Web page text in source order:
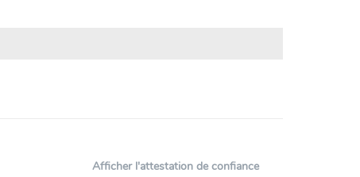
Afficher l'attestation de confiance